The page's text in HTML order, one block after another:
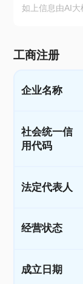
如上信息由AI
工商注册
企业名称
社会统一信
用代码
法定代表人
经营状态
成立日期